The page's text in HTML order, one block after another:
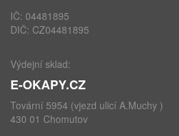
IČ: 04481895
DIČ: CZ04481895
Výdejní sklad:
E-OKAPY.CZ
Tovární 5954 (vjezd ulicí A.Muchy )
430 01 Chomutov